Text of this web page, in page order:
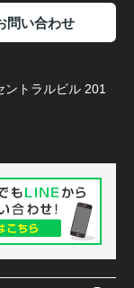
問い合わせ
トラルビル 201